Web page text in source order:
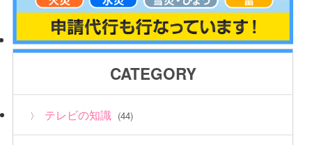
CATEGORY
テレビの知識 (44)